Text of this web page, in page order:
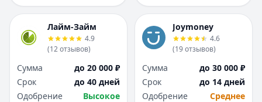
Лайм-Займ
4.9
(12отзывов)
Сумма
до 20 000 ₽
Срок
до 40 дней
Одобрение
Высокое
Joymoney
4.6
(19отзывов)
Сумма
до 30 000 ₽
Срок
до 14 дней
Одобрение
Среднее